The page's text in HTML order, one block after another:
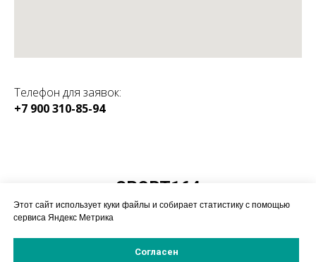
Этот сайт использует куки файлы и собирает статистику с помощью
сервиса Яндекс Метрика
Согласен
Телефон для заявок:
+7 900 310-85-94
SPORT164
Магазин спортивного
оборудования